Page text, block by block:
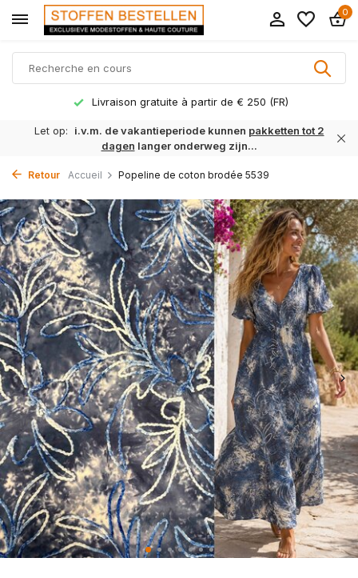
0
Livraison gratuite à partir de € 250 (FR)
Let op: i.v.m. de vakantieperiode kunnen pakketten tot 2
dagen langer onderweg zijn...
Retour Accueil Popeline de coton brodée 5539